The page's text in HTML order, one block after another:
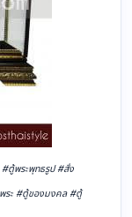
#ตู้พระพุทธรูป #สั่ง
ระ #ตู้ของมงคล #ตู้